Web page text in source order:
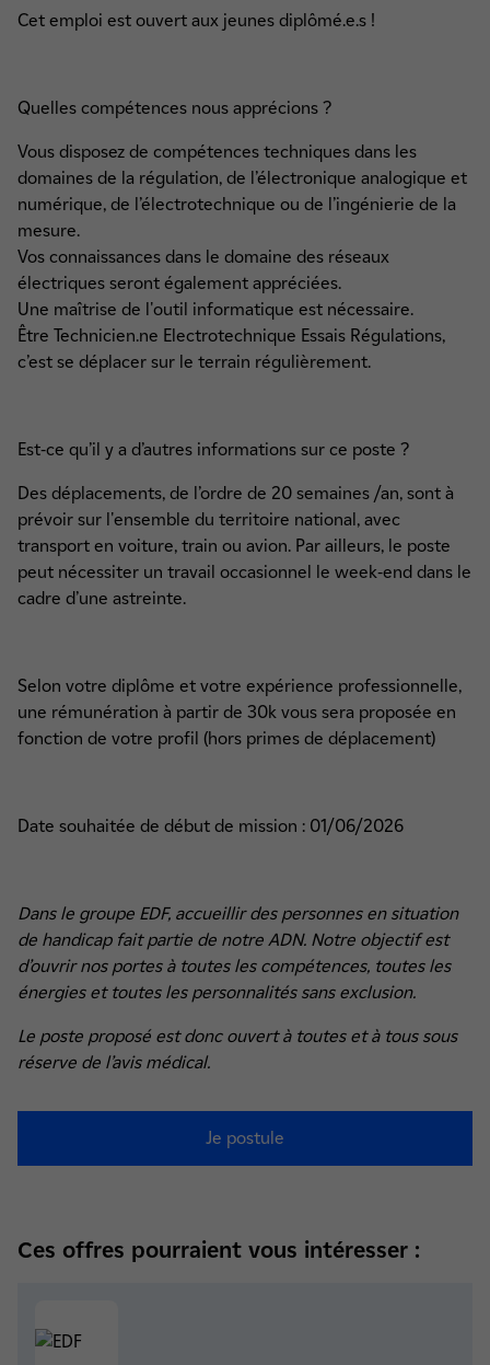
Cet emploi est ouvert aux jeunes diplômé.e.s !
Quelles compétences nous apprécions ?
Vous disposez de compétences techniques dans les
domaines de la régulation, de l’électronique analogique et
numérique, de l’électrotechnique ou de l’ingénierie de la
mesure.
Vos connaissances dans le domaine des réseaux
électriques seront également appréciées.
Une maîtrise de l'outil informatique est nécessaire.
Être Technicien.ne Electrotechnique Essais Régulations,
c’est se déplacer sur le terrain régulièrement.
Est-ce qu’il y a d’autres informations sur ce poste ?
Des déplacements, de l’ordre de 20 semaines /an, sont à
prévoir sur l'ensemble du territoire national, avec
transport en voiture, train ou avion. Par ailleurs, le poste
peut nécessiter un travail occasionnel le week-end dans le
cadre d’une astreinte.
Selon votre diplôme et votre expérience professionnelle,
une rémunération à partir de 30k vous sera proposée en
fonction de votre profil (hors primes de déplacement)
Date souhaitée de début de mission : 01/06/2026
Dans le groupe EDF, accueillir des personnes en situation
de handicap fait partie de notre ADN. Notre objectif est
d’ouvrir nos portes à toutes les compétences, toutes les
énergies et toutes les personnalités sans exclusion.
Le poste proposé est donc ouvert à toutes et à tous sous
réserve de l’avis médical.
Je postule
Ces offres pourraient vous intéresser :